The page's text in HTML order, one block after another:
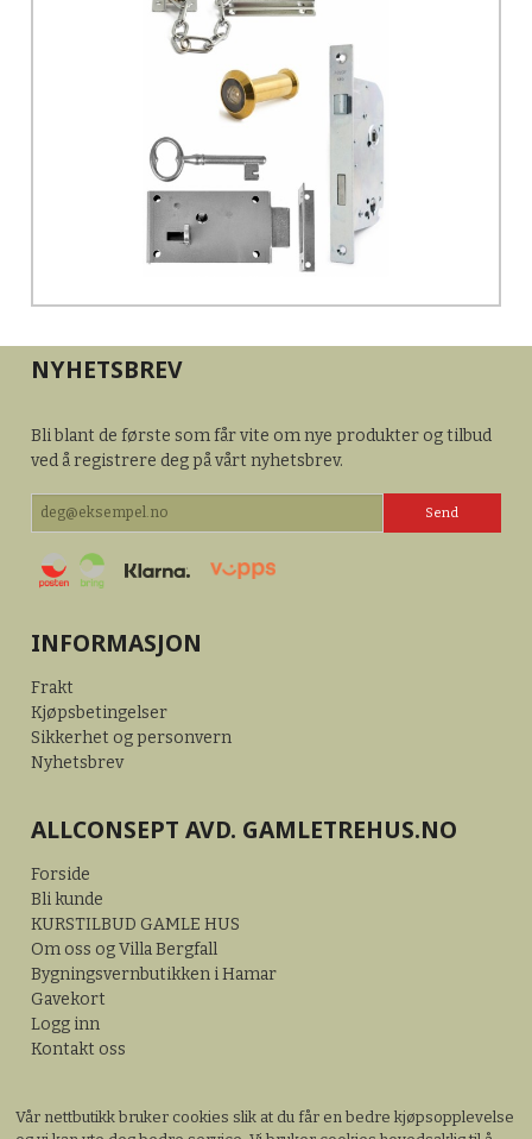
NYHETSBREV
Bli blant de første som får vite om nye produkter og tilbud
ved å registrere deg på vårt nyhetsbrev.
INFORMASJON
Frakt
Kjøpsbetingelser
Sikkerhet og personvern
Nyhetsbrev
ALLCONSEPT AVD. GAMLETREHUS.NO
Forside
Bli kunde
KURSTILBUD GAMLE HUS
Om oss og Villa Bergfall
Bygningsvernbutikken i Hamar
Gavekort
Logg inn
Kontakt oss
Vår nettbutikk bruker cookies slik at du får en bedre kjøpsopplevelse